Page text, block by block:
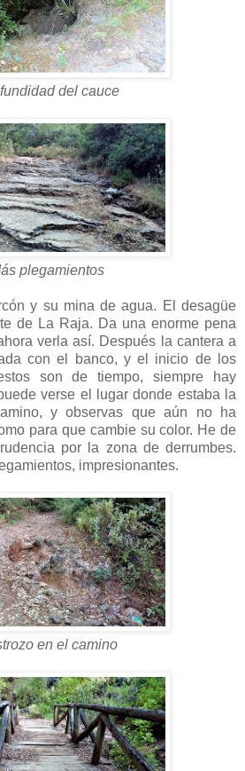
del cauce
plegamientos
y su mina de agua. El desagüe
de La Raja. Da una enorme pena
verla así. Después la cantera a
con el banco, y el inicio de los
son de tiempo, siempre hay
verse el lugar donde estaba la
y observas que aún no ha
para que cambie su color. He de
por la zona de derrumbes.
impresionantes.
en el camino